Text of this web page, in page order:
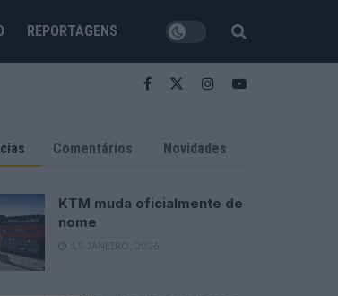
REPORTAGENS
Comentários Novidades
KTM muda oficialmente de
nome
15 JANEIRO, 2026